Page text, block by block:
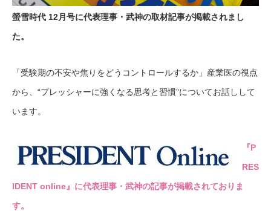
螢雪時代 12月号に代表理事・武神の取材記事が掲載されまし
た。
「受験期の不安や焦りをどうコントロールするか」産業医の視点
から、“プレッシャーに強くなる思考と習慣”についてお話しして
います。
『P
RES
IDENT online』に代表理事・武神の記事が掲載されておりま
す。